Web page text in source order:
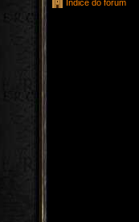
Índice do fórum